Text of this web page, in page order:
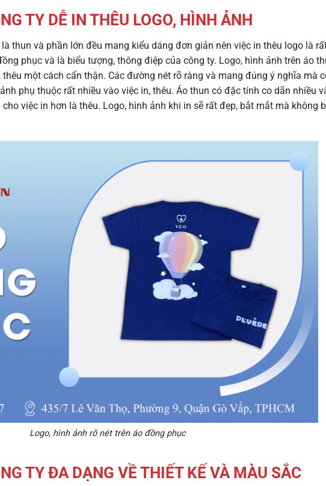
TY DỄ IN THÊU LOGO, HÌNH ẢNH
thun và phần lớn đều mang kiểu dáng đơn giản nên việc in thêu logo là
phục và là biểu tượng, thông điệp của công ty. Logo, hình ảnh trên áo
một cách cẩn thận. Các đường nét rõ ràng và mang đúng ý nghĩa mà
phụ thuộc rất nhiều vào việc in, thêu. Áo thun có đặc tính co dãn nhiều
việc in hơn là thêu. Logo, hình ảnh khi in sẽ rất đẹp, bắt mắt mà không
Logo, hình ảnh rõ nét trên áo đồng phục
TY ĐA DẠNG VỀ THIẾT KẾ VÀ MÀU SẮC